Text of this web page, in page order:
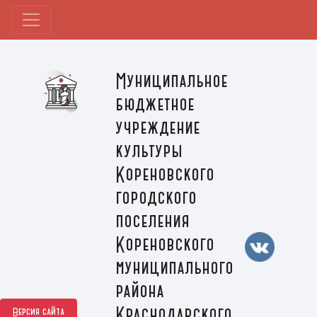
Версия сайта
Муниципальное
бюджетное
учреждение
культуры
Кореновского
городского
поселения
Кореновского
муниципального
района